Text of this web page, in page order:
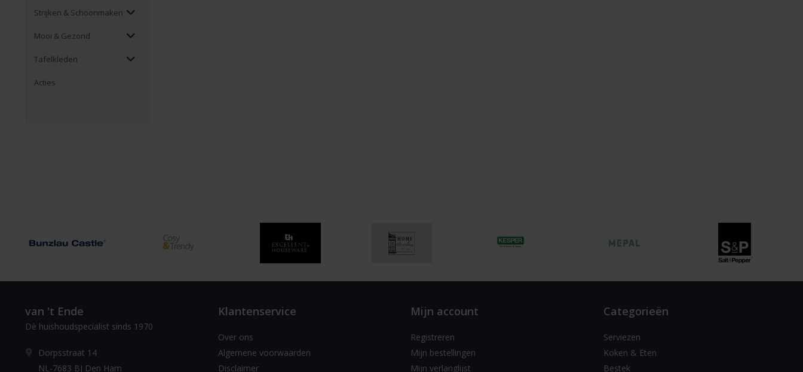
Strijken & Schoonmaken
Mooi & Gezond
Tafelkleden
Acties
van 't Ende
Dè huishoudspecialist sinds 1970
Dorpsstraat 14
NL-7683 BJ Den Ham
Klantenservice
Over ons
Algemene voorwaarden
Disclaimer
Mijn account
Registreren
Mijn bestellingen
Mijn verlanglijst
Categorieën
Serviezen
Koken & Eten
Bestek